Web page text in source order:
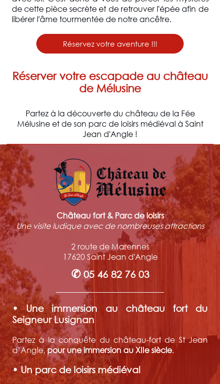
de cette pièce secrète et de retrouver l'épée afin de
libérer l'âme tourmentée de notre ancêtre.
Réservez votre aventure !!!
Réserver votre escapade au château
de Mélusine
Partez à la découverte du château de la Fée
Mélusine et de son parc de loisirs médiéval à Saint
Jean d'Angle !
Château fort & Parc de loisirs
Une visite ludique avec de nombreuses attractions
2 route de Marennes
17620 Saint Jean d'Angle
✆ 05 46 82 76 03
• Une immersion au château fort du
Seigneur Lusignan
Partez à la conquête du château-fort de St Jean
d’Angle, pour une immersion au XIIe siècle.
• Un parc de loisirs médiéval